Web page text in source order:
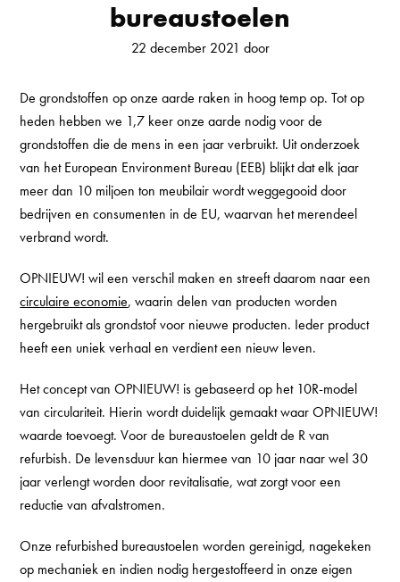
bureaustoelen
22 december 2021 door
De grondstoffen op onze aarde raken in hoog temp op. Tot op
heden hebben we 1,7 keer onze aarde nodig voor de
grondstoffen die de mens in een jaar verbruikt. Uit onderzoek
van het European Environment Bureau (EEB) blijkt dat elk jaar
meer dan 10 miljoen ton meubilair wordt weggegooid door
bedrijven en consumenten in de EU, waarvan het merendeel
verbrand wordt.
OPNIEUW! wil een verschil maken en streeft daarom naar een
circulaire economie, waarin delen van producten worden
hergebruikt als grondstof voor nieuwe producten. Ieder product
heeft een uniek verhaal en verdient een nieuw leven.
Het concept van OPNIEUW! is gebaseerd op het 10R-model
van circulariteit. Hierin wordt duidelijk gemaakt waar OPNIEUW!
waarde toevoegt. Voor de bureaustoelen geldt de R van
refurbish. De levensduur kan hiermee van 10 jaar naar wel 30
jaar verlengt worden door revitalisatie, wat zorgt voor een
reductie van afvalstromen.
Onze refurbished bureaustoelen worden gereinigd, nagekeken
op mechaniek en indien nodig hergestoffeerd in onze eigen